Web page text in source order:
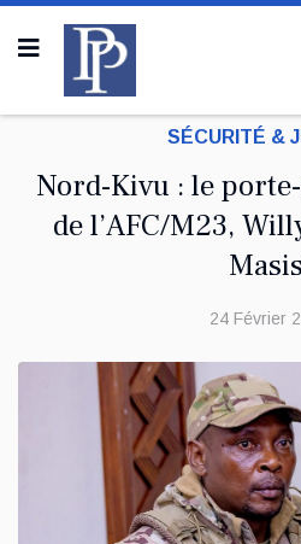
SÉCURITÉ &
Nord-Kivu : le
de l’AFC/M23,
24 Février